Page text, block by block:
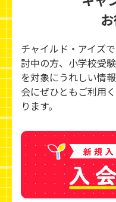
チャイルド・アイズ
討中の方、小学校受
を対象にうれしい情
会にぜひともご利用
ります。